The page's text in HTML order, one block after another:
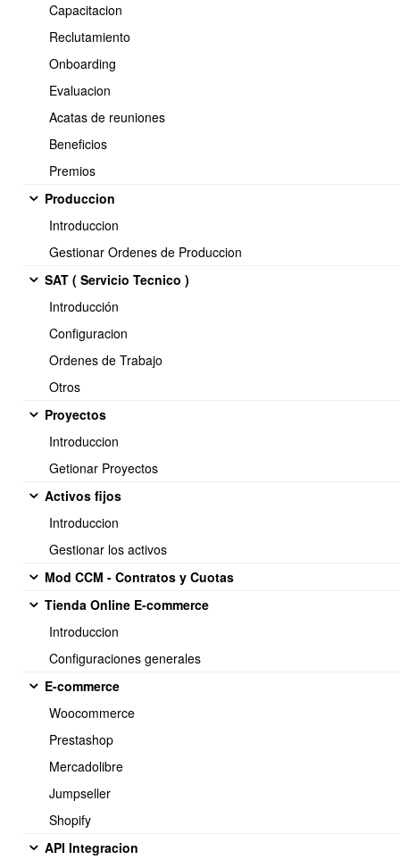
Capacitacion
Reclutamiento
Onboarding
Evaluacion
Acatas de reuniones
Beneficios
Premios
Produccion
Introduccion
Gestionar Ordenes de Produccion
SAT ( Servicio Tecnico )
Introducción
Configuracion
Ordenes de Trabajo
Otros
Proyectos
Introduccion
Getionar Proyectos
Activos fijos
Introduccion
Gestionar los activos
Mod CCM - Contratos y Cuotas
Tienda Online E-commerce
Introduccion
Configuraciones generales
E-commerce
Woocommerce
Prestashop
Mercadolibre
Jumpseller
Shopify
API Integracion
Al final de la pagina, luego de cargada la informacion debe clickear
en Ingresar DTE al Libro de Compra.
De la Forma indicada, puede revisar y pagar los documento desde
Compras y Gastos-Factura Recibidas.
Además puede revisar desde Contabilidad el Libro de compras,
para validar que su información fue realizada con exito dentro del
periodo que corresponde.